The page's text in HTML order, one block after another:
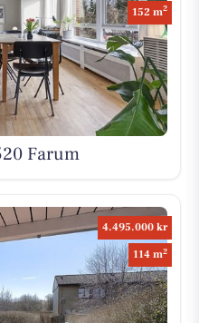
152 m2
Farum
4.495.000 kr
114 m2